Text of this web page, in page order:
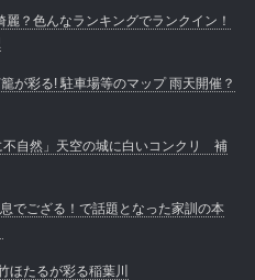
？色んなランキングでランクイン！
が彩る! 駐車場等のマップ 雨天開催？
不自然」天空の城に白いコンクリ 補
でござる！で話題となった家訓の本
ほたるが彩る稲葉川